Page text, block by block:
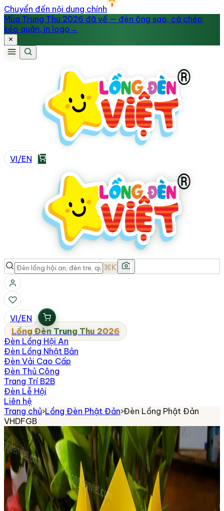
Chuyển đến nội dung chính
Mùa Trung Thu 2026 đã về — đèn ông sao, cá chép,
kéo quân, in logo →
VI/EN
⌘K
VI/EN
Lồng Đèn Trung Thu 2026
Đèn Lồng Hội An
Đèn Lồng Nhật Bản
Đèn Vải Cao Cấp
Đèn Thủ Công
Trang Trí B2B
Đèn Lễ Hội
Liên hệ
Trang chủ›Lồng Đèn Phật Đản›Đèn Lồng Phật Đản
VHDFGB